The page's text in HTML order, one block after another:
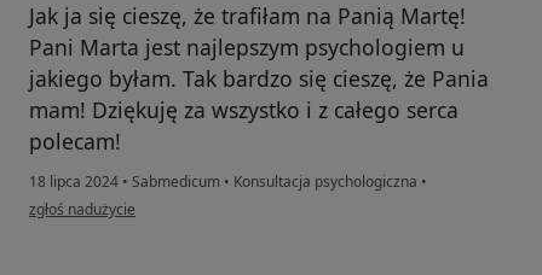
Jak ja się cieszę, że trafiłam na Panią Martę!
Pani Marta jest najlepszym psychologiem u
jakiego byłam. Tak bardzo się cieszę, że Pania
mam! Dziękuję za wszystko i z całego serca
polecam!
18 lipca 2024 • Sabmedicum • Konsultacja psychologiczna •
w opinii użytkownika paulinabogucka0
zgłoś nadużycie